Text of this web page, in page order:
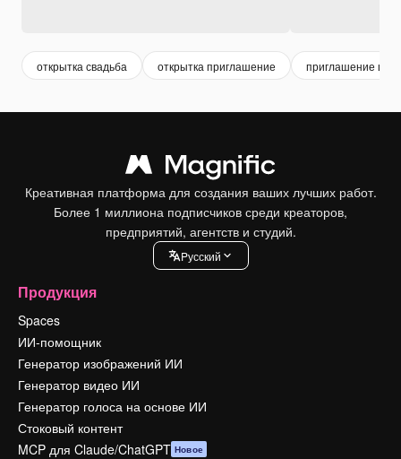
открытка свадьба открытка приглашение приглашение
Креативная платформа для создания ваших лучших работ.
Более 1 миллиона подписчиков среди креаторов,
предприятий, агентств и студий.
Pусский
Продукция
Spaces
ИИ-помощник
Генератор изображений ИИ
Генератор видео ИИ
Генератор голоса на основе ИИ
Стоковый контент
MCP для Claude/ChatGPT Новое